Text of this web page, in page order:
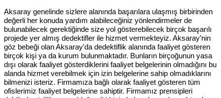
Aksaray genelinde sizlere alanında başarılara ulaşmış birbirinden
değerli her konuda yardım alabileceğiniz yönlendirmeler de
bulunabilecek gerektiğinde size yol gösterebilecek birçok başarılı
projede yer almış dedektifler ile hizmet vermekteyiz. Aksaray’nin
göz bebeği olan Aksaray'da dedektiflik alanında faaliyet gösteren
birçok kişi ya da kurum bulunmaktadır. Bunların birçoğunun yasa
dışı olarak faaliyet gösterdiklerini faaliyet belgelerinin olmadığını bu
alanda hizmet verebilmek için izin belgelerine sahip olmadıklarını
bilmenizi isteriz. Firmamıza bağlı olarak faaliyet gösteren tüm
ofislerimiz faaliyet belgelerine sahiptir. Firmamız prensipleri